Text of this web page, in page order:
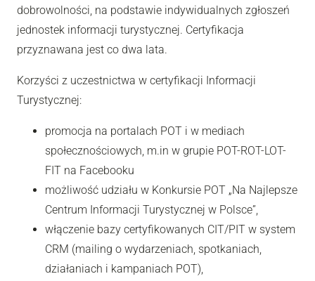
dobrowolności, na podstawie indywidualnych zgłoszeń
jednostek informacji turystycznej. Certyfikacja
przyznawana jest co dwa lata.
Korzyści z uczestnictwa w certyfikacji Informacji
Turystycznej:
promocja na portalach POT i w mediach
społecznościowych, m.in w grupie POT-ROT-LOT-
FIT na Facebooku
możliwość udziału w Konkursie POT „Na Najlepsze
Centrum Informacji Turystycznej w Polsce”,
włączenie bazy certyfikowanych CIT/PIT w system
CRM (mailing o wydarzeniach, spotkaniach,
działaniach i kampaniach POT),